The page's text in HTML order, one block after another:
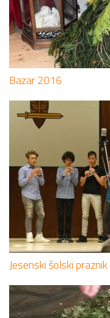
Bazar 2016
Jesenski šolski